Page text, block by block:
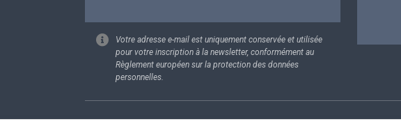
Votre adresse e-mail est uniquement conservée et utilisée
pour votre inscription à la newsletter, conformément au
Règlement européen sur la protection des données
personnelles.